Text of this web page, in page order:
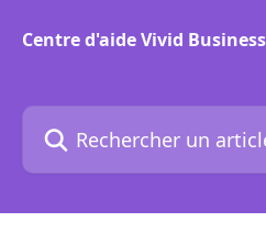
Centre d'aide Vivid Business
Rechercher un article...